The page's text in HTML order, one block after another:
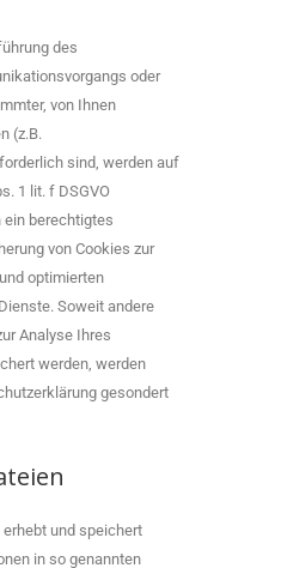
des
oder
von Ihnen
(z.B.
sind, werden auf
1 lit. f DSGVO
ein berechtigtes
von Cookies zur
optimierten
Soweit andere
Analyse Ihres
werden, werden
gesondert
erhebt und speichert
in so genannten